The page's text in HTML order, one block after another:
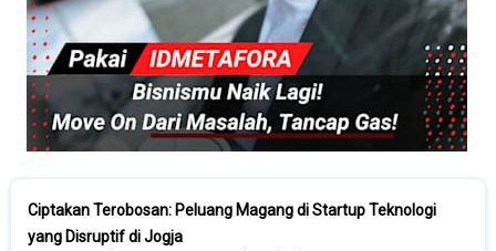
Ciptakan Terobosan: Peluang Magang di Startup Teknologi
yang Disruptif di Jogja